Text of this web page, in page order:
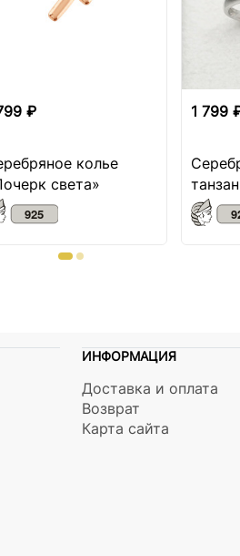
₽
колье
света»
1 799
ИНФОРМАЦИЯ
Доставка и оплата
Возврат
Карта сайта